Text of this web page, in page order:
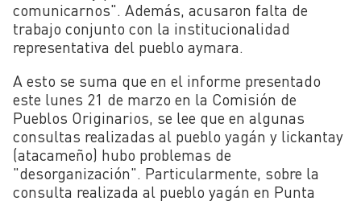
comunicarnos". Además, acusaron falta de
trabajo conjunto con la institucionalidad
representativa del pueblo aymara.
A esto se suma que en el informe presentado
este lunes 21 de marzo en la Comisión de
Pueblos Originarios, se lee que en algunas
consultas realizadas al pueblo yagán y lickantay
(atacameño) hubo problemas de
"desorganización". Particularmente, sobre la
consulta realizada al pueblo yagán en Punta